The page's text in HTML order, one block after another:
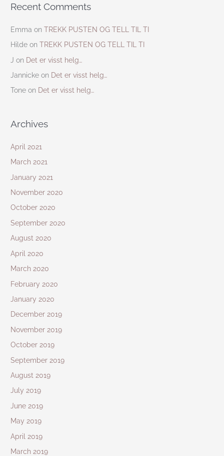
Recent Comments
Emma onTREKK PUSTEN OG TELL TIL TI
Hilde onTREKK PUSTEN OG TELL TIL TI
J on Det er visst helg…
Jannicke on Det er visst helg…
Tone on Det er visst helg…
Archives
April 2021
March 2021
January 2021
November 2020
October 2020
September 2020
August 2020
April 2020
March 2020
February 2020
January 2020
December 2019
November 2019
October 2019
September 2019
August 2019
July 2019
June 2019
May 2019
April 2019
March 2019